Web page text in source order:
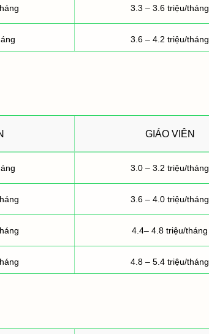
3.3 – 3.6 triệu/tháng
3.6 – 4.2 triệu/tháng
GIÁO VIÊN
3.0 – 3.2 triệu/tháng
3.6 – 4.0 triệu/tháng
4.4– 4.8 triệu/tháng
4.8 – 5.4 triệu/tháng